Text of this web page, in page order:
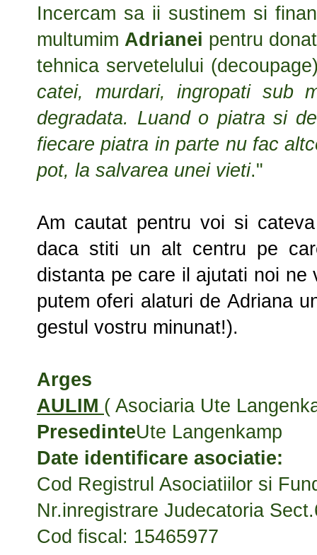
Incercam sa ii sustinem si
multumim Adrianei pentru
tehnica servetelului
catei, murdari, ingropati sub
degradata. Luand o piatra si
fiecare piatra in parte nu fac
pot, la salvarea unei vieti."
Am cautat pentru voi si
daca stiti un alt centru pe
distanta pe care il ajutati noi
putem oferi alaturi de Adriana
gestul vostru minunat!).
Arges
AULIM ( Asociaria Ute
PresedinteUte Langenkamp
Date identificare asociatie:
Cod Registrul Asociatiilor si
Nr.inregistrare Judecatoria
Cod fiscal: 15465977